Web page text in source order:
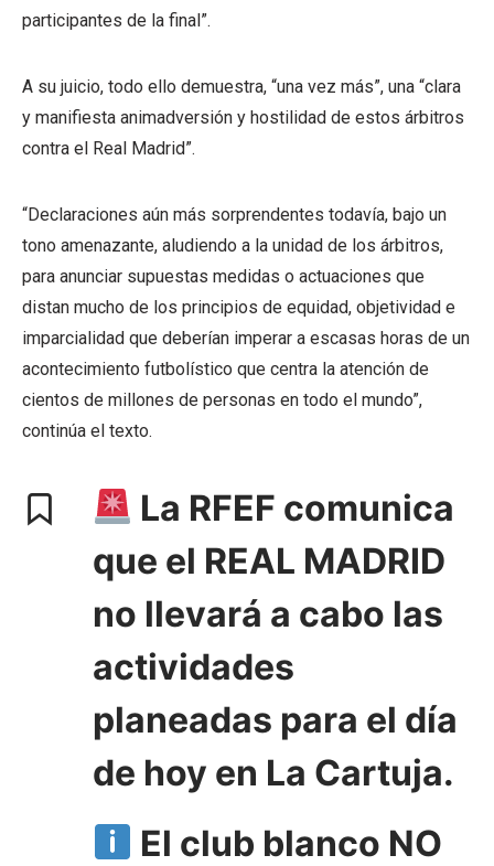
participantes de la final”.
A su juicio, todo ello demuestra, “una vez más”, una “clara
y manifiesta animadversión y hostilidad de estos árbitros
contra el Real Madrid”.
“Declaraciones aún más sorprendentes todavía, bajo un
tono amenazante, aludiendo a la unidad de los árbitros,
para anunciar supuestas medidas o actuaciones que
distan mucho de los principios de equidad, objetividad e
imparcialidad que deberían imperar a escasas horas de un
acontecimiento futbolístico que centra la atención de
cientos de millones de personas en todo el mundo”,
continúa el texto.
La RFEF comunica
que el REAL MADRID
no llevará a cabo las
actividades
planeadas para el día
de hoy en La Cartuja.
El club blanco NO